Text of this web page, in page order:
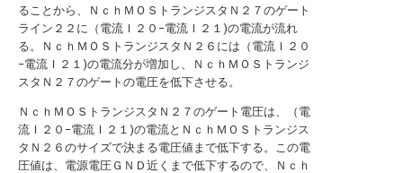
ることから、ＮｃｈＭＯＳトランジスタＮ２７のゲート
ライン２２に（電流Ｉ２０−電流Ｉ２１)の電流が流れ
る。ＮｃｈＭＯＳトランジスタＮ２６には（電流Ｉ２０
−電流Ｉ２１)の電流分が増加し、ＮｃｈＭＯＳトランジ
スタＮ２７のゲートの電圧を低下させる。
ＮｃｈＭＯＳトランジスタＮ２７のゲート電圧は、（電
流Ｉ２０−電流Ｉ２１)の電流とＮｃｈＭＯＳトランジス
タＮ２６のサイズで決まる電圧値まで低下する。この電
圧値は、電源電圧ＧＮＤ近くまで低下するので、Ｎｃｈ